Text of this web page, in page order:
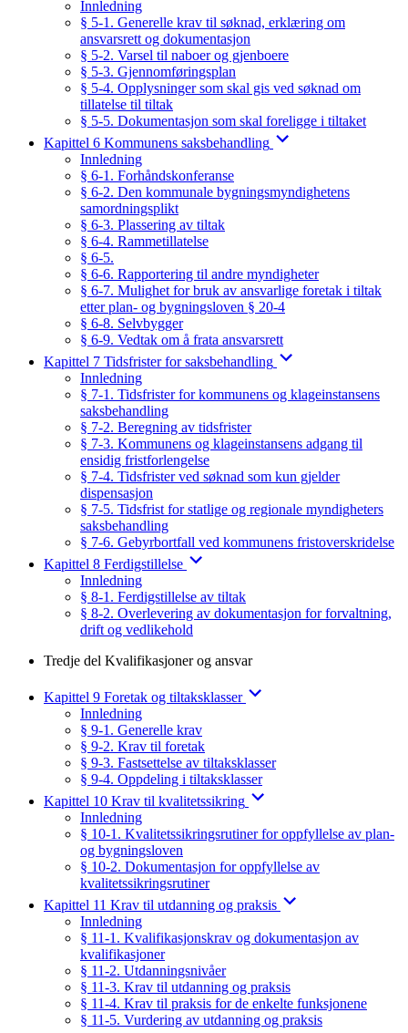
Innledning
§ 5-1. Generelle krav til søknad, erklæring om
ansvarsrett og dokumentasjon
§ 5-2. Varsel til naboer og gjenboere
§ 5-3. Gjennomføringsplan
§ 5-4. Opplysninger som skal gis ved søknad om
tillatelse til tiltak
§ 5-5. Dokumentasjon som skal foreligge i tiltaket
Kapittel 6 Kommunens saksbehandling
Innledning
§ 6-1. Forhåndskonferanse
§ 6-2. Den kommunale bygningsmyndighetens
samordningsplikt
§ 6-3. Plassering av tiltak
§ 6-4. Rammetillatelse
§ 6-5.
§ 6-6. Rapportering til andre myndigheter
§ 6-7. Mulighet for bruk av ansvarlige foretak i tiltak
etter plan- og bygningsloven § 20-4
§ 6-8. Selvbygger
§ 6-9. Vedtak om å frata ansvarsrett
Kapittel 7 Tidsfrister for saksbehandling
Innledning
§ 7-1. Tidsfrister for kommunens og klageinstansens
saksbehandling
§ 7-2. Beregning av tidsfrister
§ 7-3. Kommunens og klageinstansens adgang til
ensidig fristforlengelse
§ 7-4. Tidsfrister ved søknad som kun gjelder
dispensasjon
§ 7-5. Tidsfrist for statlige og regionale myndigheters
saksbehandling
§ 7-6. Gebyrbortfall ved kommunens fristoverskridelse
Kapittel 8 Ferdigstillelse
Innledning
§ 8-1. Ferdigstillelse av tiltak
§ 8-2. Overlevering av dokumentasjon for forvaltning,
drift og vedlikehold
Tredje del Kvalifikasjoner og ansvar
Kapittel 9 Foretak og tiltaksklasser
Innledning
§ 9-1. Generelle krav
§ 9-2. Krav til foretak
§ 9-3. Fastsettelse av tiltaksklasser
§ 9-4. Oppdeling i tiltaksklasser
Kapittel 10 Krav til kvalitetssikring
Innledning
§ 10-1. Kvalitetssikringsrutiner for oppfyllelse av plan-
og bygningsloven
§ 10-2. Dokumentasjon for oppfyllelse av
kvalitetssikringsrutiner
Kapittel 11 Krav til utdanning og praksis
Innledning
§ 11-1. Kvalifikasjonskrav og dokumentasjon av
kvalifikasjoner
§ 11-2. Utdanningsnivåer
§ 11-3. Krav til utdanning og praksis
§ 11-4. Krav til praksis for de enkelte funksjonene
§ 11-5. Vurdering av utdanning og praksis